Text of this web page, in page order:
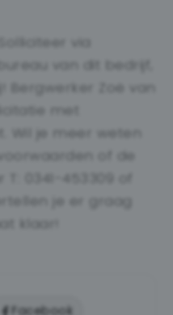
via
van dit bedrijf,
Zoë van
met
Wil je meer weten
of de
0341-453309 of
je er graag
klaar!
Facebook